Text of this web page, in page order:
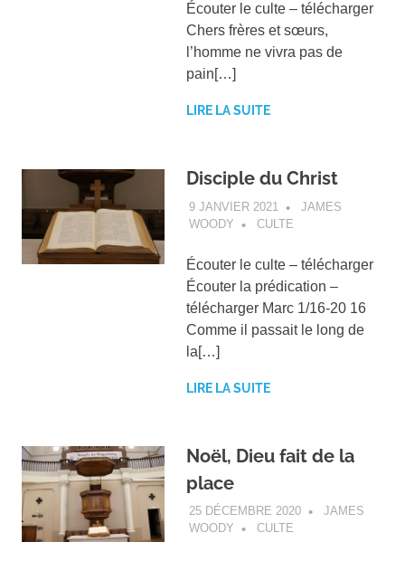
Écouter le culte – télécharger
Chers frères et sœurs,
l’homme ne vivra pas de
pain[…]
LIRE LA SUITE
Disciple du Christ
9 JANVIER 2021
JAMES
WOODY
CULTE
Écouter le culte – télécharger
Écouter la prédication –
télécharger Marc 1/16-20 16
Comme il passait le long de
la[…]
LIRE LA SUITE
Noël, Dieu fait de la
place
25 DÉCEMBRE 2020
JAMES
WOODY
CULTE